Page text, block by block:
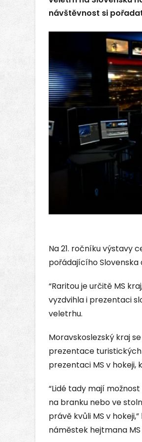
návštěvnost si
Na 21. ročníku výstavy
pořádajícího Slovenska
“Raritou je určitě MS
vyzdvihla i prezentaci
veletrhu.
Moravskoslezský kraj
prezentace
prezentaci MS v
“Lidé tady mají
na branku nebo ve
právě kvůli MS v
náměstek hejtmana MS